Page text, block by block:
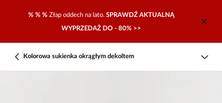
% % % Złap oddech na lato. SPRAWDŹ AKTUALNĄ
WYPRZEDAŻ DO - 80% >>
Kolorowa sukienka okrągłym dekoltem